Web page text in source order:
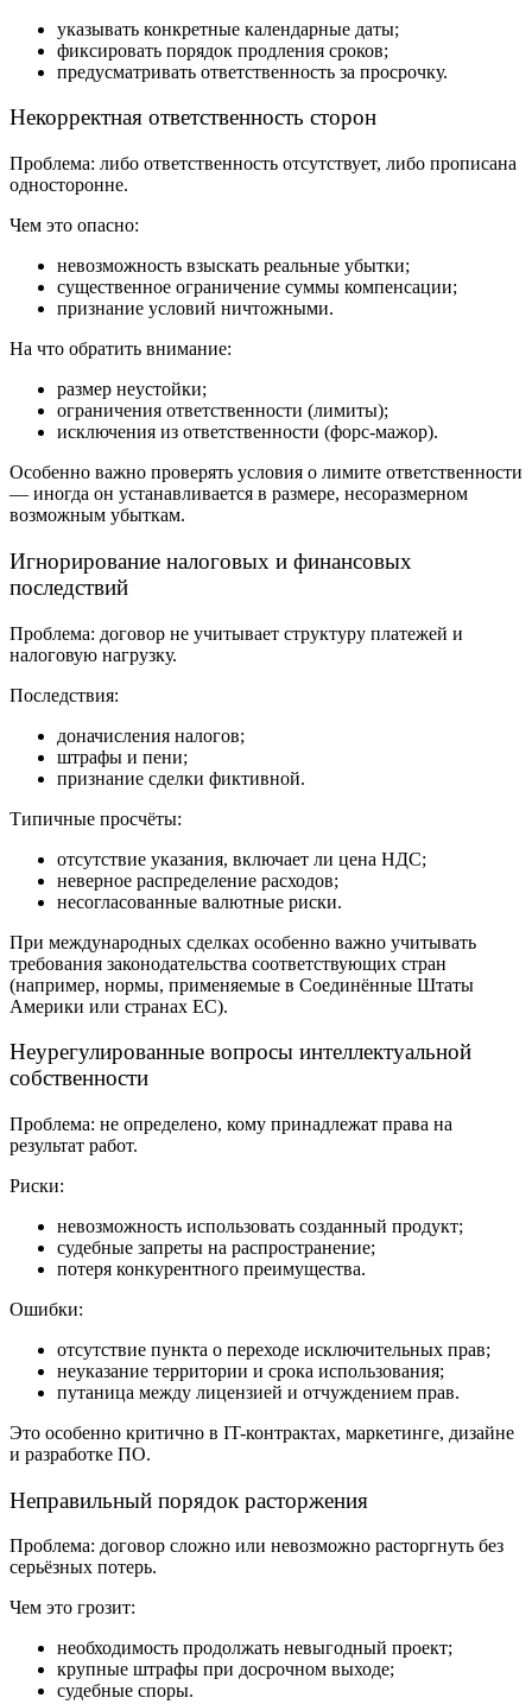
указывать конкретные календарные даты;
фиксировать порядок продления сроков;
предусматривать ответственность за просрочку.
Некорректная ответственность сторон
Проблема: либо ответственность отсутствует, либо прописана
односторонне.
Чем это опасно:
невозможность взыскать реальные убытки;
существенное ограничение суммы компенсации;
признание условий ничтожными.
На что обратить внимание:
размер неустойки;
ограничения ответственности (лимиты);
исключения из ответственности (форс-мажор).
Особенно важно проверять условия о лимите ответственности
— иногда он устанавливается в размере, несоразмерном
возможным убыткам.
Игнорирование налоговых и финансовых
последствий
Проблема: договор не учитывает структуру платежей и
налоговую нагрузку.
Последствия:
доначисления налогов;
штрафы и пени;
признание сделки фиктивной.
Типичные просчёты:
отсутствие указания, включает ли цена НДС;
неверное распределение расходов;
несогласованные валютные риски.
При международных сделках особенно важно учитывать
требования законодательства соответствующих стран
(например, нормы, применяемые в Соединённые Штаты
Америки или странах ЕС).
Неурегулированные вопросы интеллектуальной
собственности
Проблема: не определено, кому принадлежат права на
результат работ.
Риски:
невозможность использовать созданный продукт;
судебные запреты на распространение;
потеря конкурентного преимущества.
Ошибки:
отсутствие пункта о переходе исключительных прав;
неуказание территории и срока использования;
путаница между лицензией и отчуждением прав.
Это особенно критично в IT-контрактах, маркетинге, дизайне
и разработке ПО.
Неправильный порядок расторжения
Проблема: договор сложно или невозможно расторгнуть без
серьёзных потерь.
Чем это грозит:
необходимость продолжать невыгодный проект;
крупные штрафы при досрочном выходе;
судебные споры.